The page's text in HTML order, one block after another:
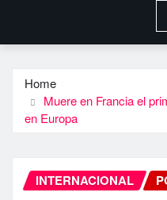
Home
Muere en Francia el
en Europa
INTERNACIONAL